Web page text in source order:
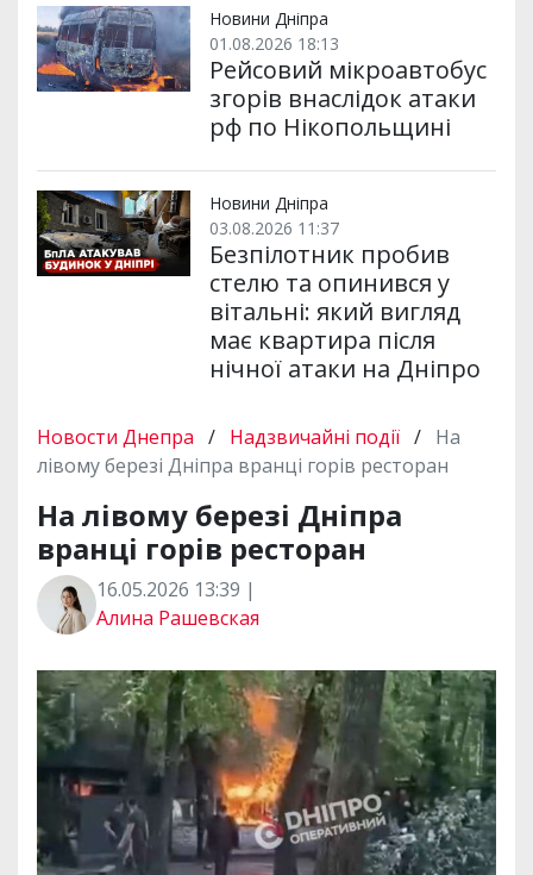
Новини Дніпра
01.08.2026 18:13
Рейсовий мікроавтобус
згорів внаслідок атаки
рф по Нікопольщині
Новини Дніпра
03.08.2026 11:37
Безпілотник пробив
стелю та опинився у
вітальні: який вигляд
має квартира після
нічної атаки на Дніпро
Новости Днепра / Надзвичайні події / На
лівому березі Дніпра вранці горів ресторан
На лівому березі Дніпра
вранці горів ресторан
16.05.2026 13:39 |
Алина Рашевская